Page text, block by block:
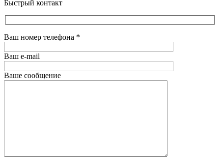
Быстрый контакт
Ваш номер телефона *
Ваш e-mail
Ваше сообщение